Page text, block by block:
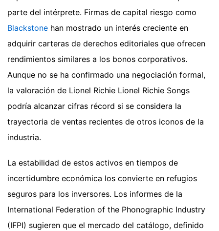
parte del intérprete. Firmas de capital riesgo como
Blackstone han mostrado un interés creciente en
adquirir carteras de derechos editoriales que ofrecen
rendimientos similares a los bonos corporativos.
Aunque no se ha confirmado una negociación formal,
la valoración de Lionel Richie Lionel Richie Songs
podría alcanzar cifras récord si se considera la
trayectoria de ventas recientes de otros iconos de la
industria.
La estabilidad de estos activos en tiempos de
incertidumbre económica los convierte en refugios
seguros para los inversores. Los informes de la
International Federation of the Phonographic Industry
(IFPI) sugieren que el mercado del catálogo, definido